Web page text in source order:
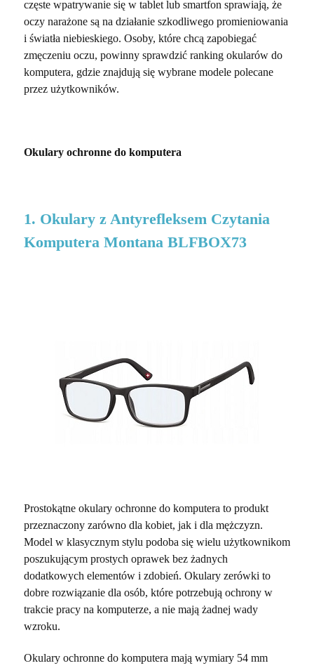
częste wpatrywanie się w tablet lub smartfon sprawiają, że
oczy narażone są na działanie szkodliwego promieniowania
i światła niebieskiego. Osoby, które chcą zapobiegać
zmęczeniu oczu, powinny sprawdzić ranking okularów do
komputera, gdzie znajdują się wybrane modele polecane
przez użytkowników.
Okulary ochronne do komputera
1. Okulary z Antyrefleksem Czytania
Komputera Montana BLFBOX73
Prostokątne okulary ochronne do komputera to produkt
przeznaczony zarówno dla kobiet, jak i dla mężczyzn.
Model w klasycznym stylu podoba się wielu użytkownikom
poszukującym prostych oprawek bez żadnych
dodatkowych elementów i zdobień. Okulary zerówki to
dobre rozwiązanie dla osób, które potrzebują ochrony w
trakcie pracy na komputerze, a nie mają żadnej wady
wzroku.
Okulary ochronne do komputera mają wymiary 54 mm